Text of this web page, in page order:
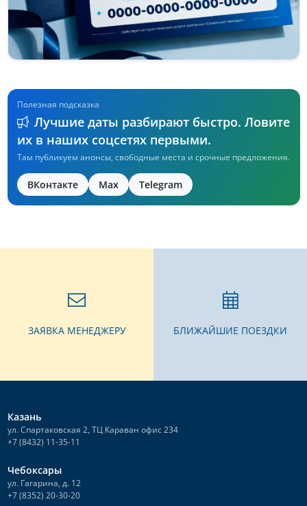
Полезная подсказка
Лучшие даты разбирают быстро. Ловите
их в наших соцсетях первыми.
Там публикуем анонсы, свободные места и срочные предложения.
ВКонтакте Max Telegram
ЗАЯВКА МЕНЕДЖЕРУ БЛИЖАЙШИЕ ПОЕЗДКИ
Казань
ул. Спартаковская 2, ТЦ Караван офис 234
+7 (8432) 11-35-11
Чебоксары
ул. Гагарина, д. 12
+7 (8352) 20-30-20